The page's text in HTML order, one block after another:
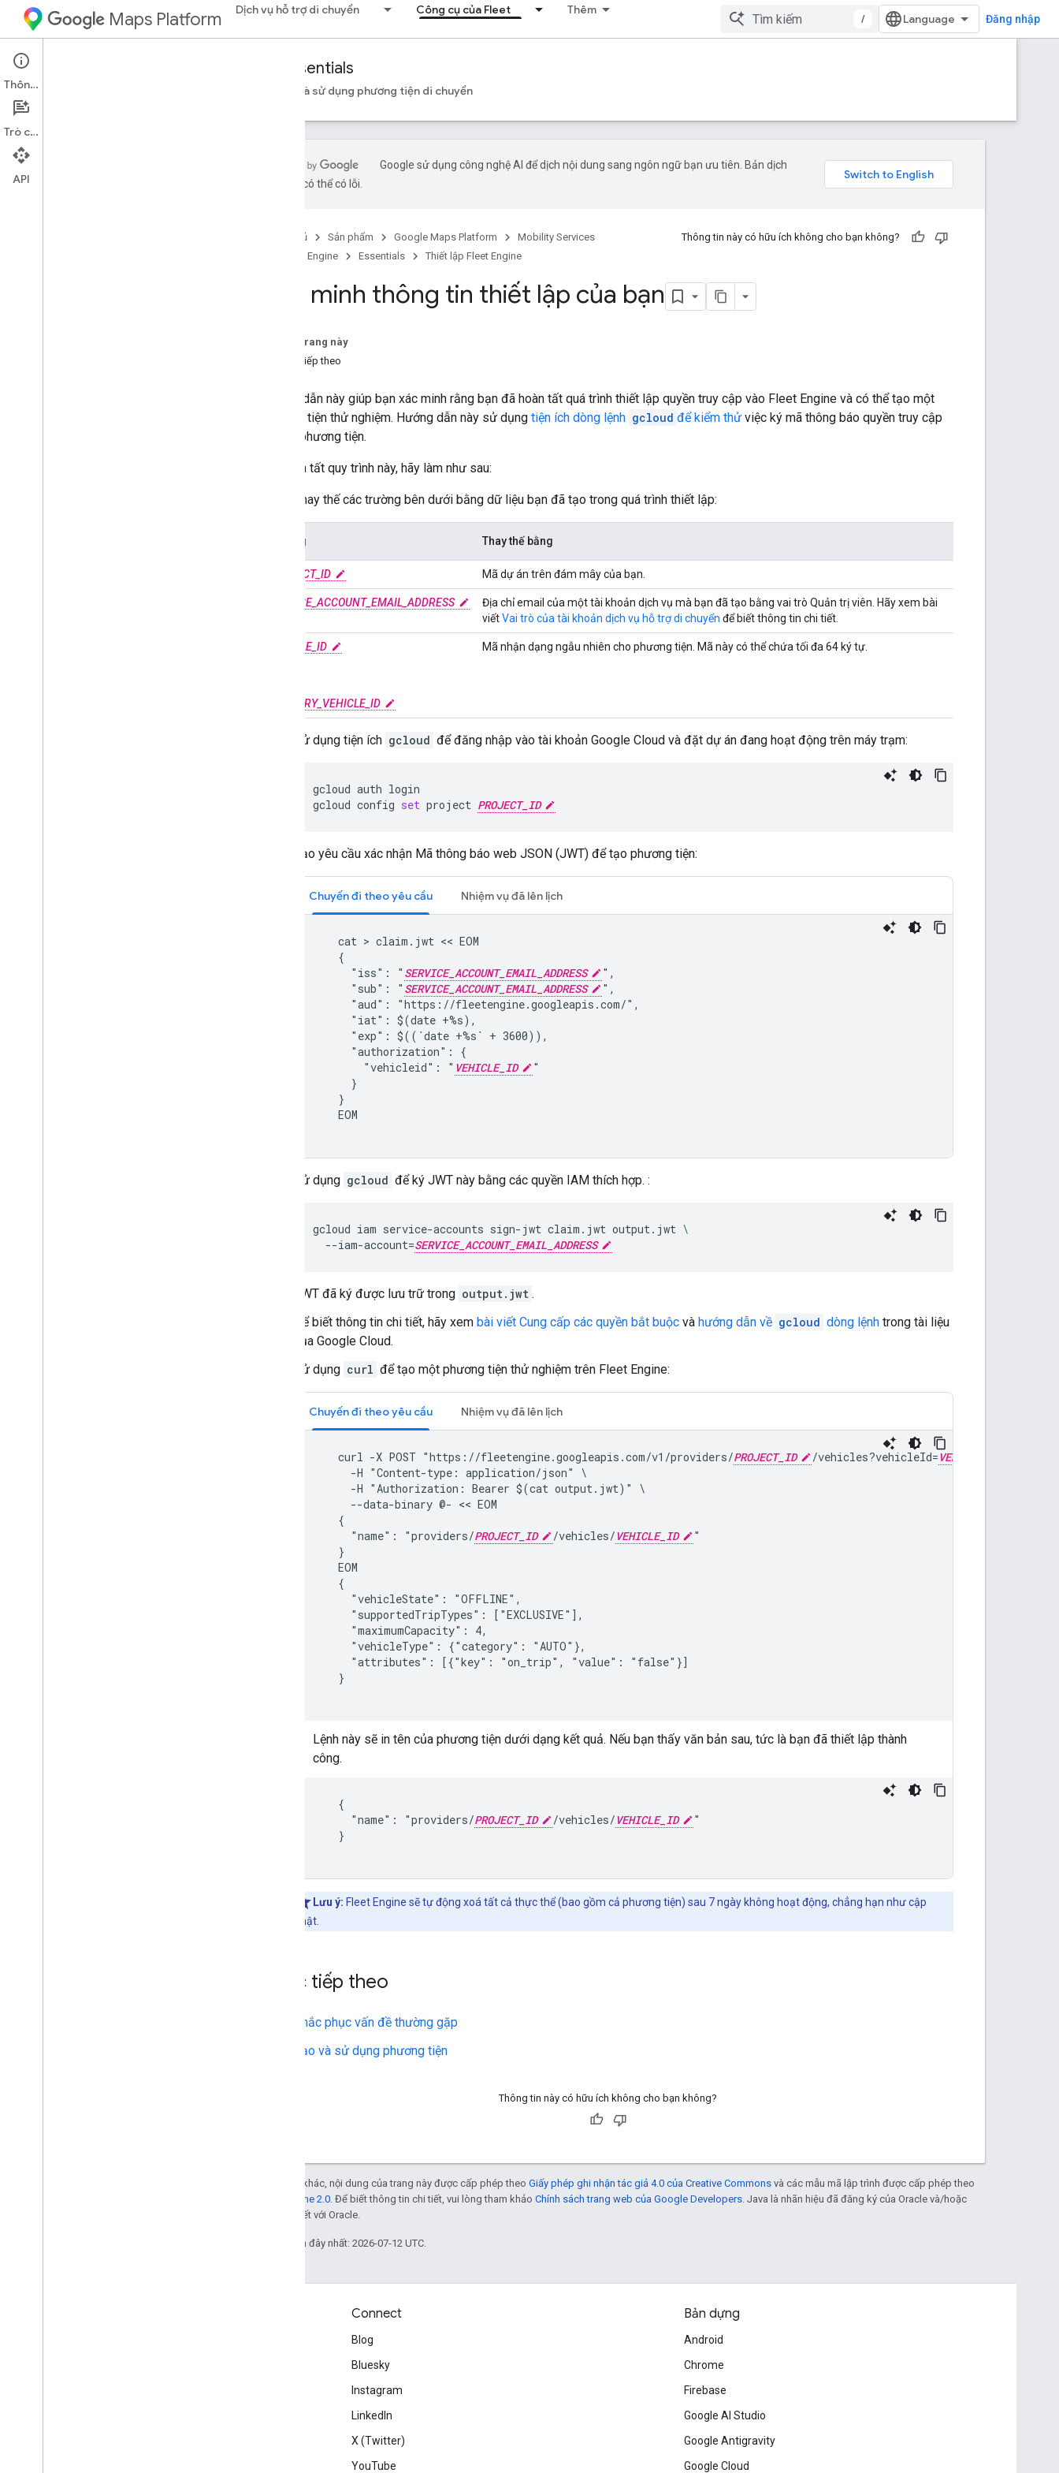
Maps Platform Dịch vụ hỗ trợ di chuyển Công cụ của Fleet Thêm
/ Đăng nhập
Mobility Services Essentials
Thông tin cơ bản Tạo và sử dụng phương tiện di chuyển
Google sử dụng công nghệ AI để dịch nội dung sang ngôn ngữ bạn ưu tiên. Bản dịch
bằng AI có thể có lỗi.
Trang chủ Sản phẩm Google Maps Platform
Mobility Services
Fleet Engine
Essentials Thiết lập Fleet Engine
Thông tin này có hữu ích không cho bạn không?
Xác minh thông tin thiết lập của bạn
Trên trang này
Bước tiếp theo
Hướng dẫn này giúp bạn xác minh rằng bạn đã hoàn tất quá trình thiết lập quyền truy cập vào Fleet Engine và có thể tạo một
phương tiện thử nghiệm. Hướng dẫn này sử dụng tiện ích dòng lệnh gcloud để kiểm thử việc ký mã thông báo quyền truy cập
và tạo phương tiện.
Để hoàn tất quy trình này, hãy làm như sau:
Thay thế các trường bên dưới bằng dữ liệu bạn đã tạo trong quá trình thiết lập:
Trường Thay thế bằng
PROJECT_ID Mã dự án trên đám mây của bạn.
SERVICE_ACCOUNT_EMAIL_ADDRESS
Địa chỉ email của một tài khoản dịch vụ mà bạn đã tạo bằng vai trò Quản trị viên. Hãy xem bài
viếtVai trò của tài khoản dịch vụ hỗ trợ di chuyển để biết thông tin chi tiết.
VEHICLE_ID
DELIVERY_VEHICLE_ID
Mã nhận dạng ngẫu nhiên cho phương tiện. Mã này có thể chứa tối đa 64 ký tự.
Sử dụng tiện ích gcloud để đăng nhập vào tài khoản Google Cloud và đặt dự án đang hoạt động trên máy trạm:
gcloud auth login
gcloud config set project PROJECT_ID
Tạo yêu cầu xác nhận Mã thông báo web JSON (JWT) để tạo phương tiện:
Chuyến đi theo yêu cầu Nhiệm vụ đã lên lịch
    cat > claim.jwt << EOM
    {
      "iss": "
SERVICE_ACCOUNT_EMAIL_ADDRESS
",
      "sub": "
SERVICE_ACCOUNT_EMAIL_ADDRESS
",
      "aud": "https://fleetengine.googleapis.com/",
      "iat": $(date +%s),
      "exp": $((`date +%s` + 3600)),
      "authorization": {
        "vehicleid": "
VEHICLE_ID
"
      }
    }
    EOM
Sử dụng gcloud để ký JWT này bằng các quyền IAM thích hợp. :
gcloud iam service-accounts sign-jwt claim.jwt output.jwt \
--iam-account=SERVICE_ACCOUNT_EMAIL_ADDRESS
JWT đã ký được lưu trữ trong output.jwt .
Để biết thông tin chi tiết, hãy xem bài viết Cung cấp các quyền bắt buộc và hướng dẫn về gcloud dòng lệnh trong tài liệu
của Google Cloud.
Sử dụng curl để tạo một phương tiện thử nghiệm trên Fleet Engine:
Chuyến đi theo yêu cầu Nhiệm vụ đã lên lịch
    curl -X POST "https://fleetengine.googleapis.com/v1/providers/
PROJECT_ID /vehicles?vehicleId=VEHICLE_ID
      -H "Content-type: application/json" \
      -H "Authorization: Bearer $(cat output.jwt)" \
      --data-binary @- << EOM
    {
      "name": "providers/
PROJECT_ID /vehicles/VEHICLE_ID
"
    }
    EOM
    {
      "vehicleState": "OFFLINE",
      "supportedTripTypes": ["EXCLUSIVE"],
      "maximumCapacity": 4,
      "vehicleType": {"category": "AUTO"},
      "attributes": [{"key": "on_trip", "value": "false"}]
    }
Lệnh này sẽ in tên của phương tiện dưới dạng kết quả. Nếu bạn thấy văn bản sau, tức là bạn đã thiết lập thành
công.
    {
      "name": "providers/
PROJECT_ID /vehicles/VEHICLE_ID
"
    }
Lưu ý: Fleet Engine sẽ tự động xoá tất cả thực thể (bao gồm cả phương tiện) sau 7 ngày không hoạt động, chẳng hạn như cập
nhật.
Bước tiếp theo
Khắc phục vấn đề thường gặp
Tạo và sử dụng phương tiện
Thông tin này có hữu ích không cho bạn không?
Trừ phi có lưu ý khác, nội dung của trang này được cấp phép theo Giấy phép ghi nhận tác giả 4.0 của Creative Commons và các mẫu mã lập trình được cấp phép theo
Giấy phép Apache 2.0 . Để biết thông tin chi tiết, vui lòng tham khảo Chính sách trang web của Google Developers . Java là nhãn hiệu đã đăng ký của Oracle và/hoặc
các đơn vị liên kết với Oracle.
Cập nhật lần gần đây nhất: 2026-07-12 UTC.
Connect
Blog
Bluesky
Instagram
LinkedIn
X (Twitter)
YouTube
Bản dựng
Android
Chrome
Firebase
Google AI Studio
Google Antigravity
Google Cloud
Thông tin
Trò chuyện
API